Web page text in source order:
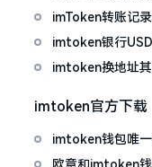
情况
imToken转账记
imtoken银行
搞定
imtoken换地址
imtoken官方下载
imtoken钱包唯